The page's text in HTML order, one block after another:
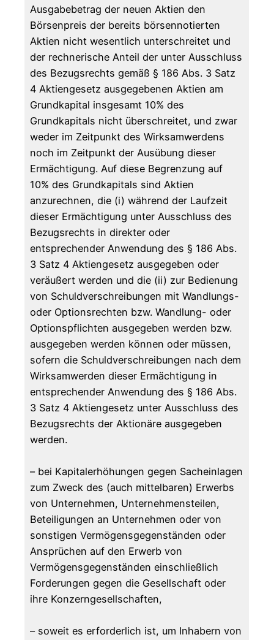
Ausgabebetrag der neuen Aktien den
Börsenpreis der bereits börsennotierten
Aktien nicht wesentlich unterschreitet und
der rechnerische Anteil der unter Ausschluss
des Bezugsrechts gemäß § 186 Abs. 3 Satz
4 Aktiengesetz ausgegebenen Aktien am
Grundkapital insgesamt 10% des
Grundkapitals nicht überschreitet, und zwar
weder im Zeitpunkt des Wirksamwerdens
noch im Zeitpunkt der Ausübung dieser
Ermächtigung. Auf diese Begrenzung auf
10% des Grundkapitals sind Aktien
anzurechnen, die (i) während der Laufzeit
dieser Ermächtigung unter Ausschluss des
Bezugsrechts in direkter oder
entsprechender Anwendung des § 186 Abs.
3 Satz 4 Aktiengesetz ausgegeben oder
veräußert werden und die (ii) zur Bedienung
von Schuldverschreibungen mit Wandlungs-
oder Optionsrechten bzw. Wandlung- oder
Optionspflichten ausgegeben werden bzw.
ausgegeben werden können oder müssen,
sofern die Schuldverschreibungen nach dem
Wirksamwerden dieser Ermächtigung in
entsprechender Anwendung des § 186 Abs.
3 Satz 4 Aktiengesetz unter Ausschluss des
Bezugsrechts der Aktionäre ausgegeben
werden.
– bei Kapitalerhöhungen gegen Sacheinlagen
zum Zweck des (auch mittelbaren) Erwerbs
von Unternehmen, Unternehmensteilen,
Beteiligungen an Unternehmen oder von
sonstigen Vermögensgegenständen oder
Ansprüchen auf den Erwerb von
Vermögensgegenständen einschließlich
Forderungen gegen die Gesellschaft oder
ihre Konzerngesellschaften,
– soweit es erforderlich ist, um Inhabern von